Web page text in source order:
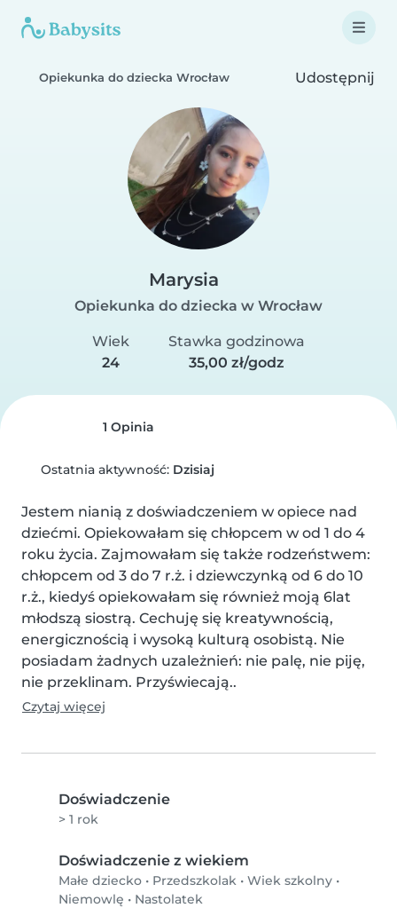
Opiekunka do dziecka Wrocław Udostępnij
Marysia
Opiekunka do dziecka w Wrocław
Wiek
24
Stawka godzinowa
35,00 zł/godz
1 Opinia
Ostatnia aktywność: Dzisiaj
Jestem nianią z doświadczeniem w opiece nad
dziećmi. Opiekowałam się chłopcem w od 1 do 4
roku życia. Zajmowałam się także rodzeństwem:
chłopcem od 3 do 7 r.ż. i dziewczynką od 6 do 10
r.ż., kiedyś opiekowałam się również moją 6lat
młodszą siostrą. Cechuję się kreatywnością,
energicznością i wysoką kulturą osobistą. Nie
posiadam żadnych uzależnień: nie palę, nie piję,
nie przeklinam. Przyświecają..
Czytaj więcej
Doświadczenie
> 1 rok
Doświadczenie z wiekiem
Małe dziecko • Przedszkolak • Wiek szkolny •
Niemowlę • Nastolatek